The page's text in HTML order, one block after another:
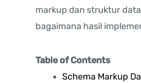
markup dan struktur
bagaimana hasil
Table of Contents
Schema Markup